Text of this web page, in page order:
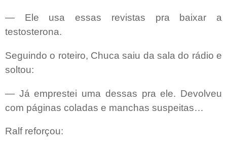
— Ele usa essas revistas pra baixar a
testosterona.
Seguindo o roteiro, Chuca saiu da sala do rádio e
soltou:
— Já emprestei uma dessas pra ele. Devolveu
com páginas coladas e manchas suspeitas…
Ralf reforçou: